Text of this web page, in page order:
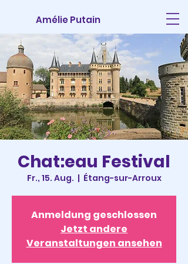
Amélie Putain
Chat:eau Festival
Fr., 15. Aug.
  |
Étang-sur-Arroux
Anmeldung geschlossen
Jetzt andere
Veranstaltungen ansehen